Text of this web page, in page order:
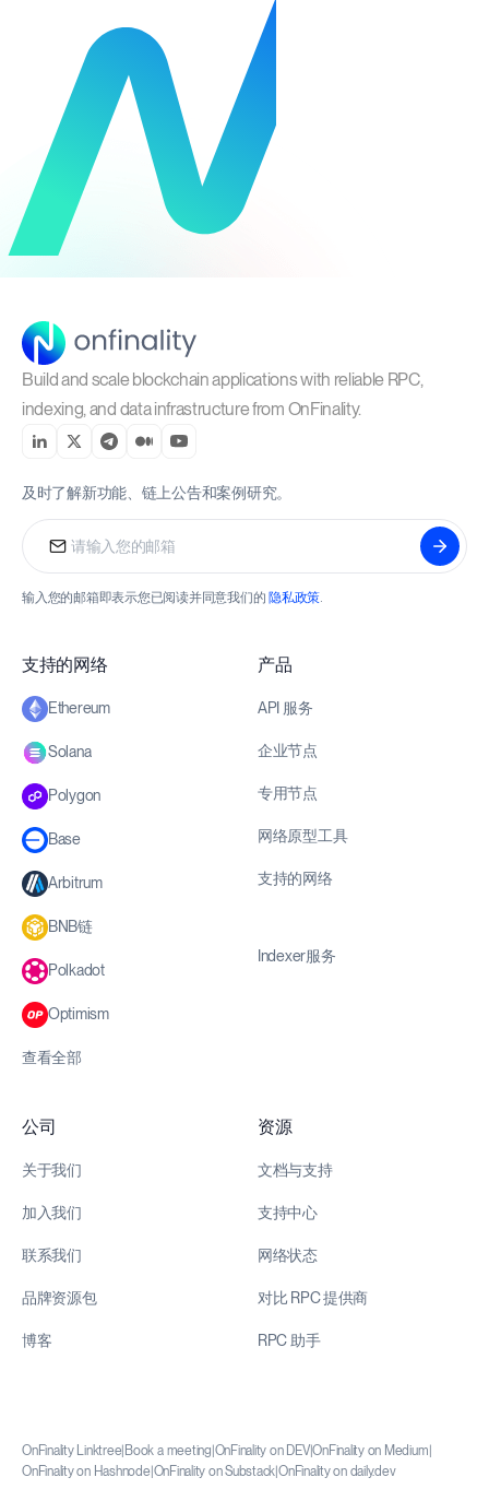
Build and scale blockchain applications with reliable RPC,
indexing, and data infrastructure from OnFinality.
及时了解新功能、链上公告和案例研究。
输入您的邮箱即表示您已阅读并同意我们的隐私政策.
支持的网络
Ethereum
Solana
Polygon
Base
Arbitrum
BNB链
Polkadot
Optimism
查看全部
产品
API 服务
企业节点
专用节点
网络原型工具
支持的网络
Indexer服务
公司
关于我们
加入我们
联系我们
品牌资源包
博客
资源
文档与支持
支持中心
网络状态
对比 RPC 提供商
RPC 助手
OnFinality Linktree Book a meeting OnFinality on DEV|OnFinality on Medium
OnFinality on Hashnode OnFinality on Substack OnFinality on daily.dev